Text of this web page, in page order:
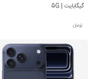
گیگابایت | 5G
تومان